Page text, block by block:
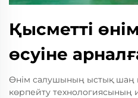
Қысметті
өсуіне
Өнім салушының ыстық шаң
көрпейту